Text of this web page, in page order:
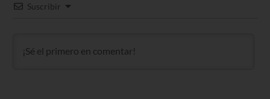
Suscribir